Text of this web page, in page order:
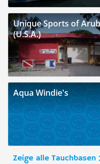
Unique Sports of
(U.S.A.)
Aqua Windie's
Zeige alle Tauchbasen